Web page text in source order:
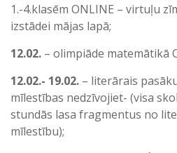
1.-4.klasēm ONLINE – virtuļu
izstādei mājas lapā;
12.02. – olimpiāde matemātikā
12.02.- 19.02. – literārais
mīlestības nedzīvojiet- (visa
stundās lasa fragmentus no
mīlestību);